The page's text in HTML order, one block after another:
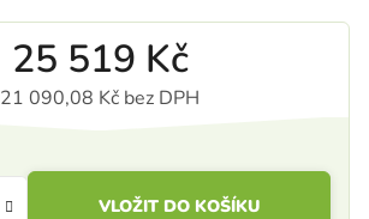
25 519 Kč
21 090,08 Kč bez DPH
VLOŽIT DO KOŠÍKU